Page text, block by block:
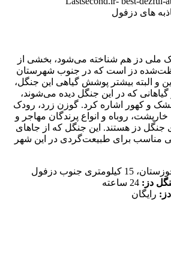
های دزفول
ملی دز هم شناخته می‌شود، بخشی از
دز است که در جنوب شهرستان
و البته بیشتر پوشش گیاهی این جنگل،
که در این جنگل دیده می‌شوند،
و کهور اشاره کرد. گوزن زرد، رودک
روباه و انواع پرندگان مهاجر و
جنگل دز هستند. این جنگل که از جاهای
مناسب برای طبیعت‌گردی در این شهر
15 کیلومتری جنوب دزفول
دز: 24 ساعته
رایگان